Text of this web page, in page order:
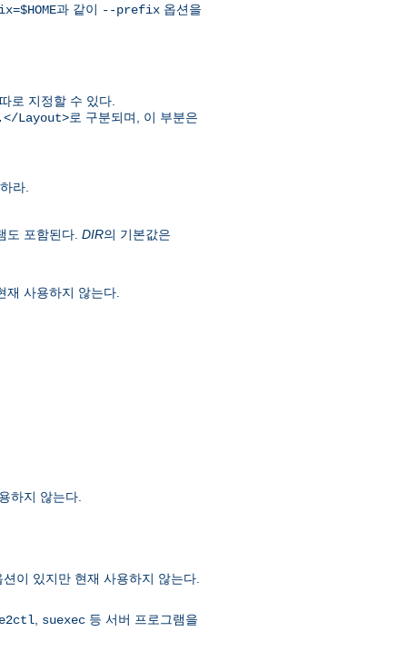
과 같이 --prefix 옵션을
로 지정할 수 있다.
Layout>로 구분되며, 이 부분은
라.
도 포함된다. DIR의 기본값은
재 사용하지 않는다.
하지 않는다.
이 있지만 현재 사용하지 않는다.
suexec 등 서버 프로그램을